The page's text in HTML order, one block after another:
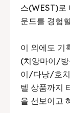
스(WEST)로
운드를 경험
이 외에도 기
(치앙마이/
이/다낭/호치
텔 상품까지
을 선보이고